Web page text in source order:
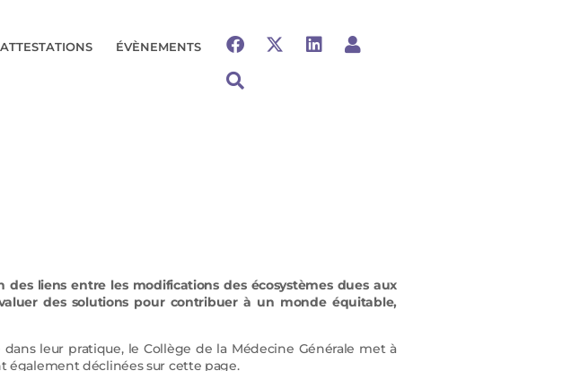
ATTESTATIONS ÉVÈNEMENTS
liens entre les modifications des écosystèmes dues aux
des solutions pour contribuer à un monde équitable,
leur pratique, le Collège de la Médecine Générale met à
également déclinées sur cette page.